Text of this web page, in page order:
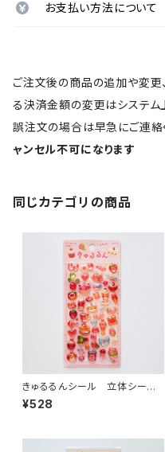
お支払い方法について
ご注文後の商品の追加や変更
る決済金額の変更はシステム
誤注文の場合は早急にご連
ャンセル不可になります
同じカテゴリの商品
きゅるるんシール 立体シー
ル いちごsweets
¥528